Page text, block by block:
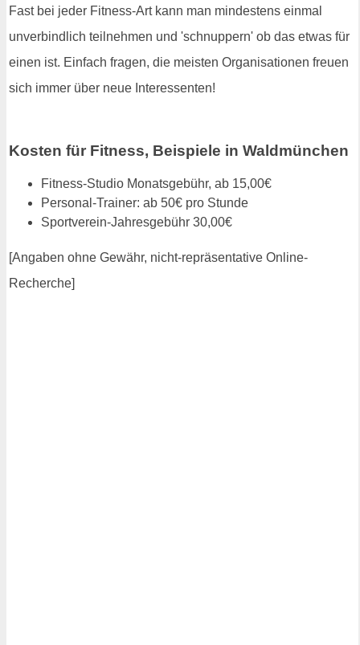
Fast bei jeder Fitness-Art kann man mindestens einmal
unverbindlich teilnehmen und 'schnuppern' ob das etwas für
einen ist. Einfach fragen, die meisten Organisationen freuen
sich immer über neue Interessenten!
Kosten für Fitness, Beispiele in Waldmünchen
Fitness-Studio Monatsgebühr, ab 15,00€
Personal-Trainer: ab 50€ pro Stunde
Sportverein-Jahresgebühr 30,00€
[Angaben ohne Gewähr, nicht-repräsentative Online-
Recherche]